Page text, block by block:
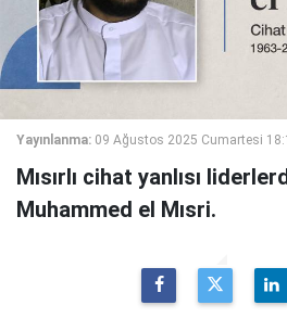
Yayınlanma: 09 Ağustos 2025 Cumartesi
Mısırlı cihat yanlısı
Muhammed el Mısri.